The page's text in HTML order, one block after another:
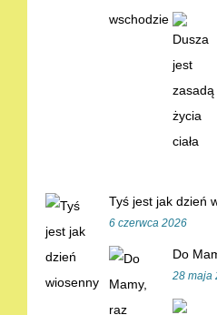
Tyś jest jak dzień
6 czerwca 2026
Do
28 maja